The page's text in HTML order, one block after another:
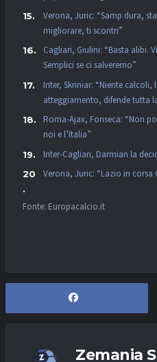
Verona, Juric: “Samp dura,
migliorare, ti scontri”
Cagliari, Giulini: “Basta alibi.
Semplici se ci salveremo”
Inter, Skriniar: “Niente
atteggiamento, difende tutta
Roma-Ajax, Fonseca: “Non
noi e l’Italia”
Inter-Cagliari, Darmian la
Verona, Juric: “Lazio in corsa
Fonte: Europacalcio.it
Zemania